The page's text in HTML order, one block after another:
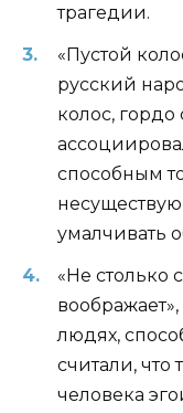
трагедии.
«Пустой
русский
колос,
способным
умалчивать
«Не столько
людях,
считали, что
человека